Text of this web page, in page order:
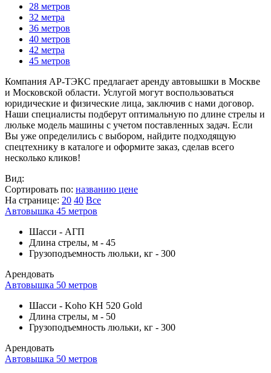
28 метров
32 метра
36 метров
40 метров
42 метра
45 метров
Компания АР-ТЭКС предлагает аренду автовышки в Москве
и Московской области. Услугой могут воспользоваться
юридические и физические лица, заключив с нами договор.
Наши специалисты подберут оптимальную по длине стрелы и
люльке модель машины с учетом поставленных задач. Если
Вы уже определились с выбором, найдите подходящую
спецтехнику в каталоге и оформите заказ, сделав всего
несколько кликов!
Вид:
Сортировать по: названию цене
На странице: 20 40 Все
Автовышка 45 метров
Шасси - АГП
Длина стрелы, м - 45
Грузоподъемность люльки, кг - 300
Арендовать
Автовышка 50 метров
Шасси - Koho KH 520 Gold
Длина стрелы, м - 50
Грузоподъемность люльки, кг - 300
Арендовать
Автовышка 50 метров